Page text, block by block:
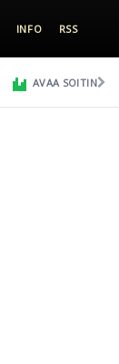
INFO RSS
AVAA SOITIN